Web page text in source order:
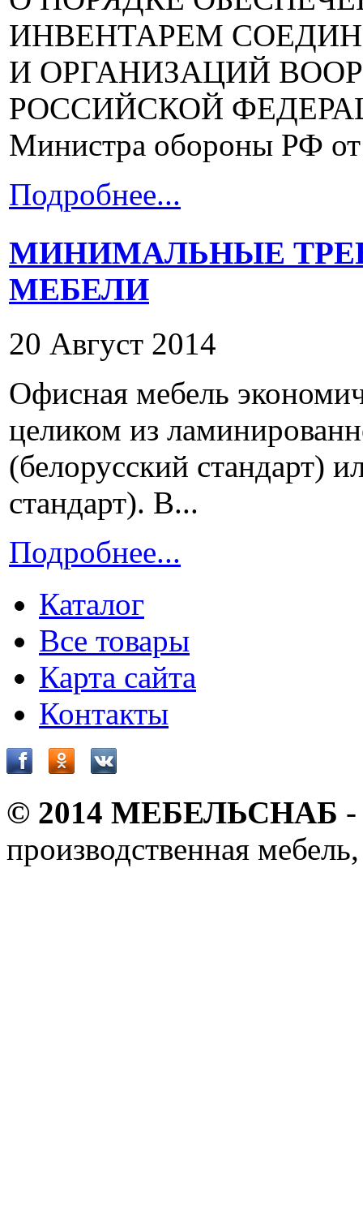
ИНВЕНТАРЕМ
И ОРГАНИЗАЦИЙ
РОССИЙСКОЙ
Министра обороны РФ
Подробнее...
МИНИМАЛЬНЫЕ
МЕБЕЛИ
20 Август 2014
Офисная мебель
целиком из
(белорусский стандарт)
стандарт). В...
Подробнее...
Каталог
Все товары
Карта сайта
Контакты
© 2014 МЕБЕЛЬСНАБ -
производственная